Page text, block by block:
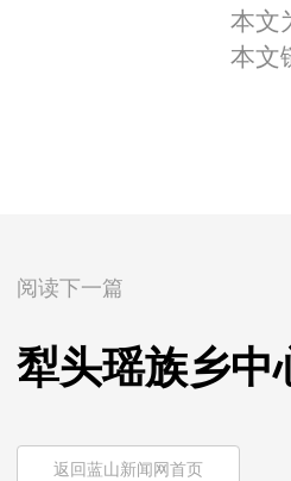
本文
本文
阅读下一篇
犁头瑶族乡中
返回蓝山新闻网首页